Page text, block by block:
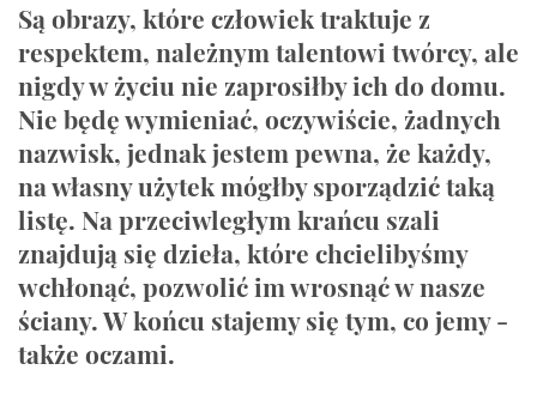
Są obrazy, które człowiek traktuje z
respektem, należnym talentowi twórcy, ale
nigdy w życiu nie zaprosiłby ich do domu.
Nie będę wymieniać, oczywiście, żadnych
nazwisk, jednak jestem pewna, że każdy,
na własny użytek mógłby sporządzić taką
listę. Na przeciwległym krańcu szali
znajdują się dzieła, które chcielibyśmy
wchłonąć, pozwolić im wrosnąć w nasze
ściany. W końcu stajemy się tym, co jemy -
także oczami.